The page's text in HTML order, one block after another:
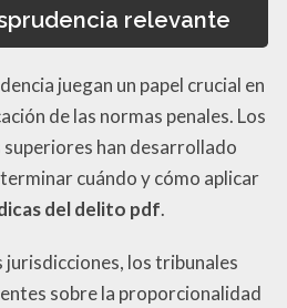
relevante
juegan un papel crucial en
de las normas penales. Los
han desarrollado
cuándo y cómo aplicar
del delito pdf.
jurisdicciones, los tribunales
sobre la proporcionalidad